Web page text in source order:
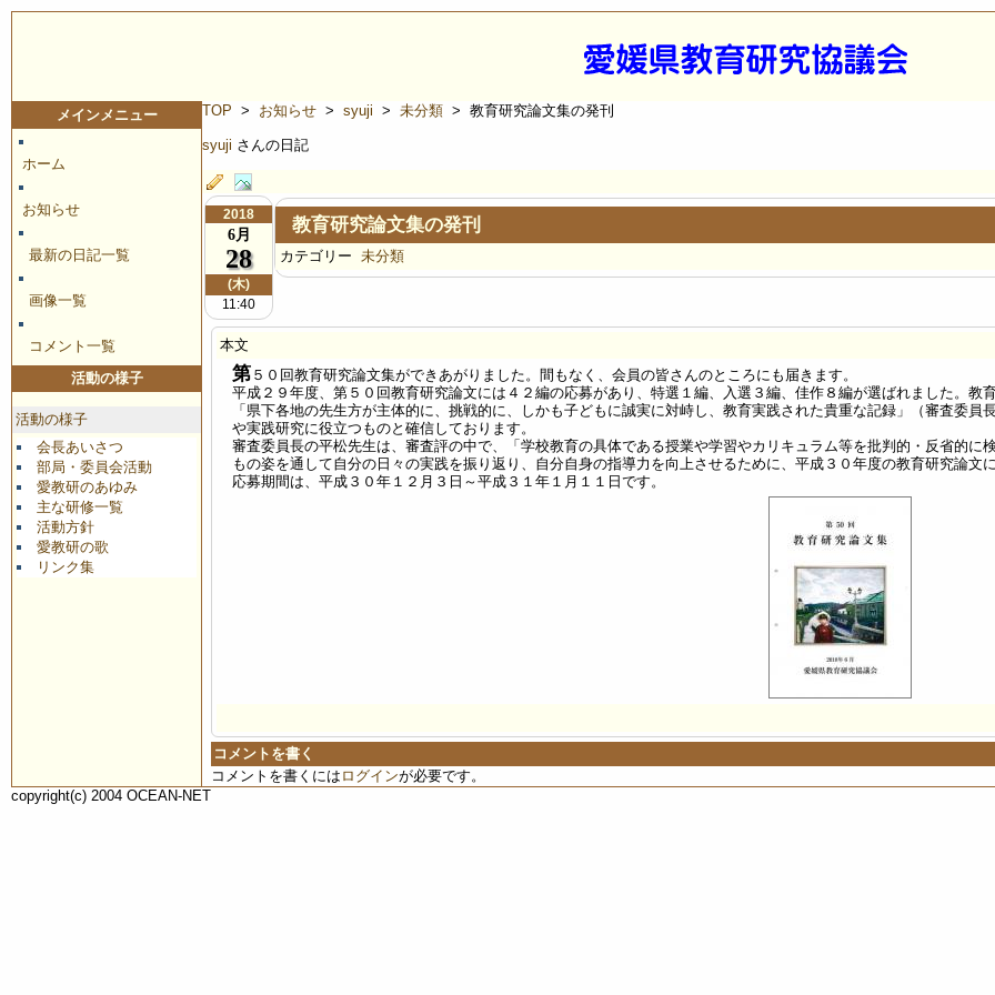
メインメニュー
ホーム
お知らせ
最新の日記一覧
画像一覧
コメント一覧
活動の様子
活動の様子
会長あいさつ
部局・委員会活動
愛教研のあゆみ
主な研修一覧
活動方針
愛教研の歌
リンク集
TOP > お知らせ > syuji > 未分類 > 教育研究論文集の発刊
syuji さんの日記
2018
6月
28
(木)
11:40
教育研究論文集の発刊
カテゴリー 未分類
本文
第 ５０回教育研究論文集ができあがりました。間もなく、会員の皆さんのところにも届きます。
平成２９年度、第５０回教育研究論文には４２編の応募があり、特選１編、入選３編、佳作８編が選ばれました。教
「県下各地の先生方が主体的に、挑戦的に、しかも子どもに誠実に対峙し、教育実践された貴重な記録」（審査委
や実践研究に役立つものと確信しております。
審査委員長の平松先生は、審査評の中で、「学校教育の具体である授業や学習やカリキュラム等を批判的・反省的
もの姿を通して自分の日々の実践を振り返り、自分自身の指導力を向上させるために、平成３０年度の教育研究論文
応募期間は、平成３０年１２月３日～平成３１年１月１１日です。
コメントを書く
コメントを書くには ログインが必要です。
copyright(c) 2004 OCEAN-NET